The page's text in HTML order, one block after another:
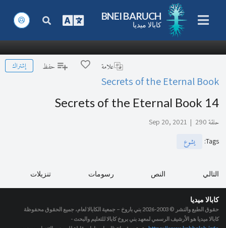
BNEI BARUCH
كابالا ميديا
علامة حفظ إشتراك
Secrets of the Eternal Book
Secrets of the Eternal Book 14
حلقة 290 |
Sep 20, 2021
Tags
: يشوع
التالي النص رسومات تنزيلات
كابالا ميديا
حقوق الطبع والنشر © 2003-2026
بني باروخ – جمعية الكابالا لعام، جميع الحقوق محفوظة
كابالا ميديا هو الأرشيف الرسمي لمعهد بني بروخ كابالا للتعليم والبحث -